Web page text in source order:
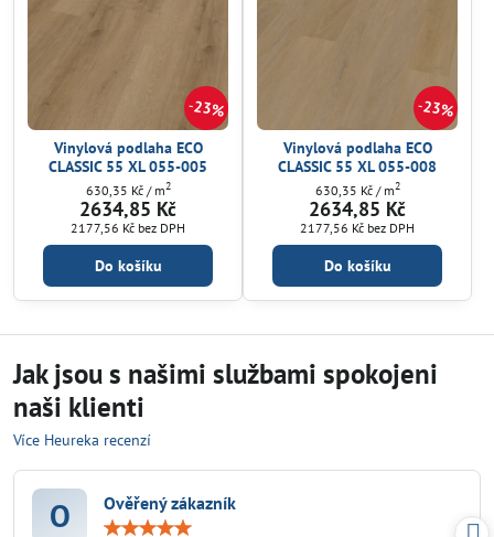
23%
Vinylová podlaha ECO
CLASSIC 55 XL 055-005
2634,85 Kč
2177,56 Kč bez DPH
630,35 Kč / m2
Do košíku
23%
Vinylová podlaha ECO
CLASSIC 55 XL 055-008
2634,85 Kč
2177,56 Kč bez DPH
630,35 Kč / m2
Do košíku
Jak jsou s našimi službami spokojeni
naši klienti
Více Heureka recenzí
O Ověřený zákazník